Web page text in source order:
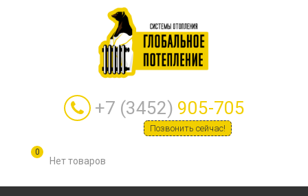
+7 (3452) 905-705
Позвонить сейчас!
0